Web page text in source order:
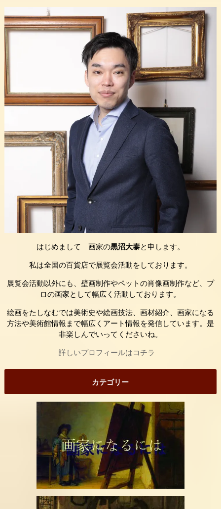
はじめまして 画家の黒沼大泰と申します。
私は全国の百貨店で展覧会活動をしております。
展覧会活動以外にも、壁画制作やペットの肖像画制作など、プ
ロの画家として幅広く活動しております。
絵画をたしなむでは美術史や絵画技法、画材紹介、画家になる
方法や美術館情報まで幅広くアート情報を発信しています。是
非楽しんでいってくださいね。
詳しいプロフィールはコチラ
カテゴリー